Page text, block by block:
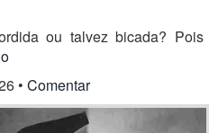
ou talvez bicada? Pois
• Comentar